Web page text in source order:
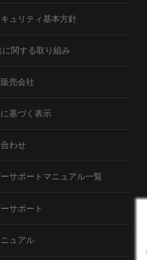
ュリティ基本方針
に関する取り組み
売会社
基づく表示
わせ
サポートマニュアル一覧
サポート
ュアル